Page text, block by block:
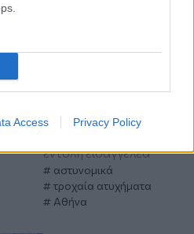
Access Privacy Policy
Σούνιο
οδηγός του Ι.Χ. και
αργότερα αφέθηκε
εντολή εισαγγελέα
αστυνομικά
τροχαία ατυχήματα
Αθήνα